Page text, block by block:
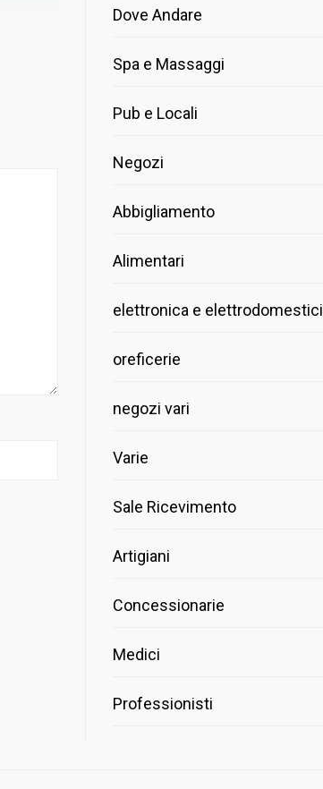
Dove Andare
Spa e Massaggi
Pub e Locali
Negozi
Abbigliamento
Alimentari
elettronica e elettrodomestici
oreficerie
negozi vari
Varie
Sale Ricevimento
Artigiani
Concessionarie
Medici
Professionisti